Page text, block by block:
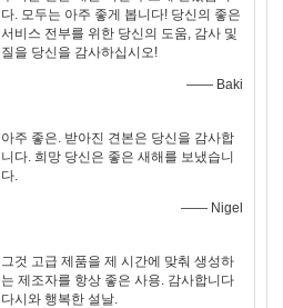
다. 모두는 아주 좋게 봅니다! 당신의 좋은
서비스 전부를 위한 당신의 도움, 감사 및
질을 당신을 감사하십시오!
—— Baki
아주 좋은. 받아진 견본은 당신을 감사합
니다. 희망 당신은 좋은 새해를 보냈습니
다.
—— Nigel
그것 고급 제품을 제 시간에 맞춰 생성하
는 제조자를 항상 좋은 사용. 감사합니다
다시와 행복한 설날.